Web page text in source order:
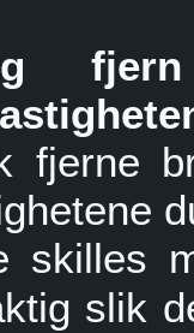
fjerne
skilles
slik